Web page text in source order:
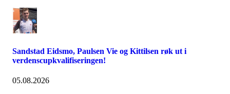
Sandstad Eidsmo, Paulsen Vie og Kittilsen røk ut i
verdenscupkvalifiseringen!
05.08.2026